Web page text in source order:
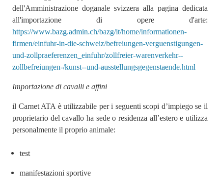
dell'Amministrazione doganale svizzera alla pagina dedicata
all'importazione di opere d'arte:
https://www.bazg.admin.ch/bazg/it/home/informationen-
firmen/einfuhr-in-die-schweiz/befreiungen-verguenstigungen-
und-zollpraeferenzen_einfuhr/zollfreier-warenverkehr--
zollbefreiungen-/kunst--und-ausstellungsgegenstaende.html
Importazione di cavalli e affini
il Carnet ATA è utilizzabile per i seguenti scopi d’impiego se il
proprietario del cavallo ha sede o residenza all’estero e utilizza
personalmente il proprio animale:
test
manifestazioni sportive